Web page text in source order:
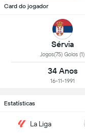
Card do jogador
Sérvia
Jogos(75) Golos (1)
34 Anos
16-11-1991
Estatísticas
La Liga